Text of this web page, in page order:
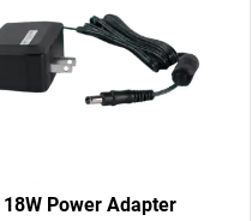
18W Power Adapter